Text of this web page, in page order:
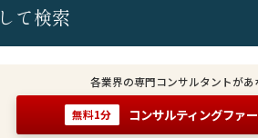
て検索
各業界の専門コンサルタントが
無料1分 コンサルティングファ